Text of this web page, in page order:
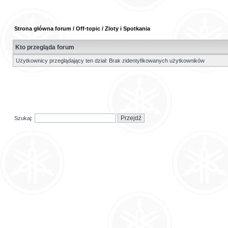
Strona główna forum / Off-topic / Zloty i Spotkania
Kto przegląda forum
Użytkownicy przeglądający ten dział: Brak zidentyfikowanych użytkowników
Szukaj: